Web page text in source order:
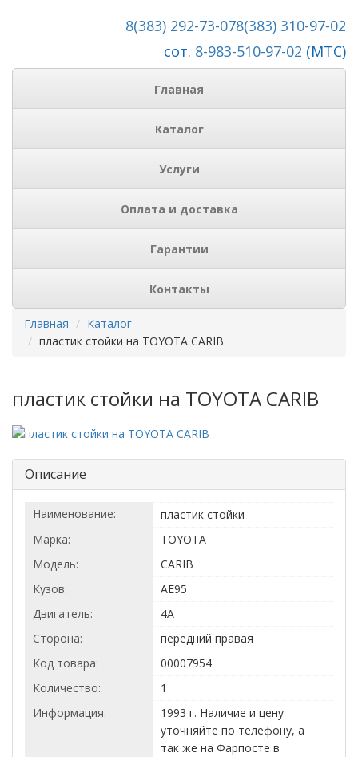
8(383) 310-97-02
8(383) 292-73-07
сот. 8-983-510-97-02 (МТС)
Главная
Каталог
Услуги
Оплата и доставка
Гарантии
Контакты
Главная
Каталог
пластик стойки на TOYOTA CARIB
пластик стойки на TOYOTA CARIB
Описание
Наименование:
пластик стойки
Марка:
TOYOTA
Модель:
CARIB
Кузов:
AE95
Двигатель:
4A
Сторона:
передний правая
Код товара:
00007954
Количество:
1
Информация:
1993 г. Наличие и цену
уточняйте по телефону, а
так же на Фарпосте в